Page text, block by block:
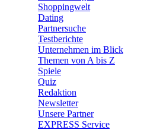
Shoppingwelt
Dating
Partnersuche
Testberichte
Unternehmen im Blick
Themen von A bis Z
Spiele
Quiz
Redaktion
Newsletter
Unsere Partner
EXPRESS Service